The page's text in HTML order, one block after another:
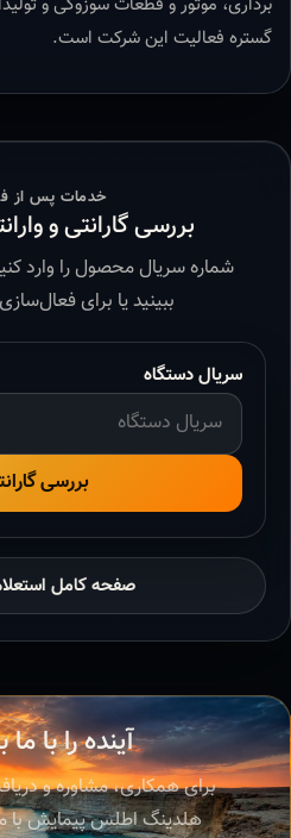
برداری، موتور و قطعات سوزوکی و
گستره فعالیت این شرکت است.
خدمات پس از
بررسی گارانتی و
شماره سریال محصول را وارد
ببینید یا برای
سریال دستگاه
بررسی
صفحه کامل
آینده را با
برای همکاری، مشاوره و
هلدینگ اطلس پیمایش با